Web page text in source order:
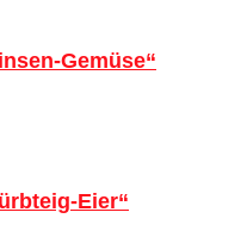
Gemüse“
Eier“